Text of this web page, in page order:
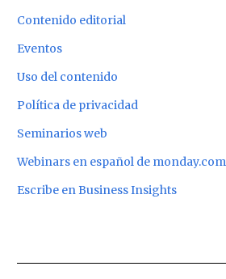
Contenido editorial
Eventos
Uso del contenido
Política de privacidad
Seminarios web
Webinars en español de monday.com
Escribe en Business Insights